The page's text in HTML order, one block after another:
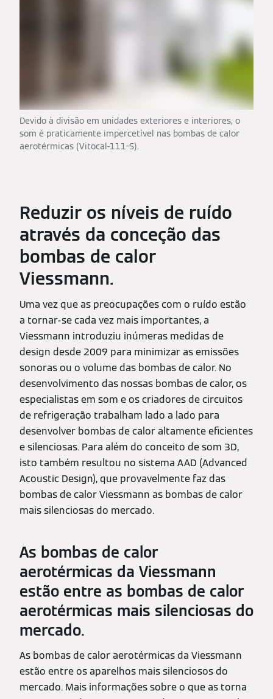
Devido à divisão em unidades exteriores e interiores, o
som é praticamente impercetível nas bombas de calor
aerotérmicas (Vitocal-111-S).
Reduzir os níveis de ruído
através da conceção das
bombas de calor
Viessmann.
Uma vez que as preocupações com o ruído estão
a tornar-se cada vez mais importantes, a
Viessmann introduziu inúmeras medidas de
design desde 2009 para minimizar as emissões
sonoras ou o volume das bombas de calor. No
desenvolvimento das nossas bombas de calor, os
especialistas em som e os criadores de circuitos
de refrigeração trabalham lado a lado para
desenvolver bombas de calor altamente eficientes
e silenciosas. Para além do conceito de som 3D,
isto também resultou no sistema AAD (Advanced
Acoustic Design), que provavelmente faz das
bombas de calor Viessmann as bombas de calor
mais silenciosas do mercado.
As bombas de calor
aerotérmicas da Viessmann
estão entre as bombas de calor
aerotérmicas mais silenciosas do
mercado.
As bombas de calor aerotérmicas da Viessmann
estão entre os aparelhos mais silenciosos do
mercado. Mais informações sobre o que as torna